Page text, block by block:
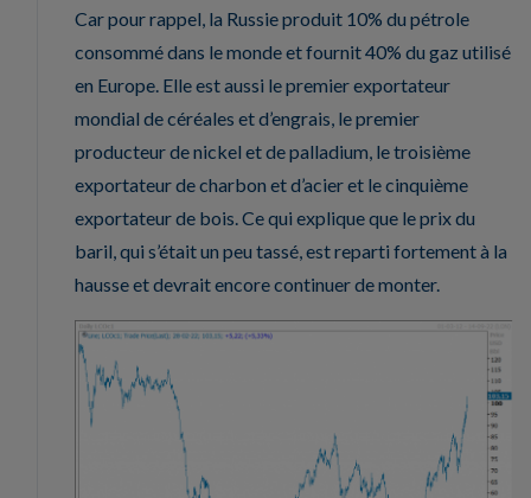
Car pour rappel, la Russie produit 10% du pétrole
consommé dans le monde et fournit 40% du gaz utilisé
en Europe. Elle est aussi le premier exportateur
mondial de céréales et d’engrais, le premier
producteur de nickel et de palladium, le troisième
exportateur de charbon et d’acier et le cinquième
exportateur de bois. Ce qui explique que le prix du
baril, qui s’était un peu tassé, est reparti fortement à la
hausse et devrait encore continuer de monter.